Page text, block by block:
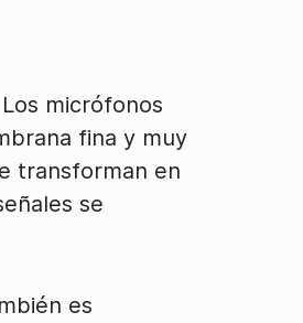
micrófonos
fina y muy
transforman en
se
es